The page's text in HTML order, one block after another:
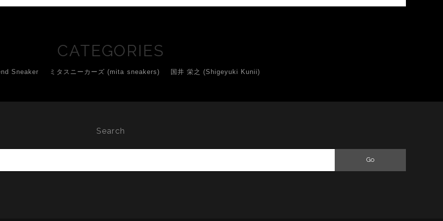
CATEGORIES
Sneaker ミタスニーカーズ (mita sneakers) 国井 栄之 (Shigeyuki Kunii)
Search